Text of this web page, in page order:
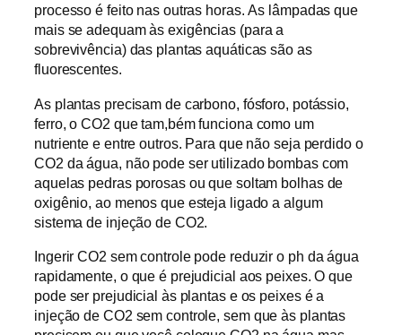
processo é feito nas outras horas. As lâmpadas que
mais se adequam às exigências (para a
sobrevivência) das plantas aquáticas são as
fluorescentes.
As plantas precisam de carbono, fósforo, potássio,
ferro, o CO2 que tam,bém funciona como um
nutriente e entre outros. Para que não seja perdido o
CO2 da água, não pode ser utilizado bombas com
aquelas pedras porosas ou que soltam bolhas de
oxigênio, ao menos que esteja ligado a algum
sistema de injeção de CO2.
Ingerir CO2 sem controle pode reduzir o ph da água
rapidamente, o que é prejudicial aos peixes. O que
pode ser prejudicial às plantas e os peixes é a
injeção de CO2 sem controle, sem que às plantas